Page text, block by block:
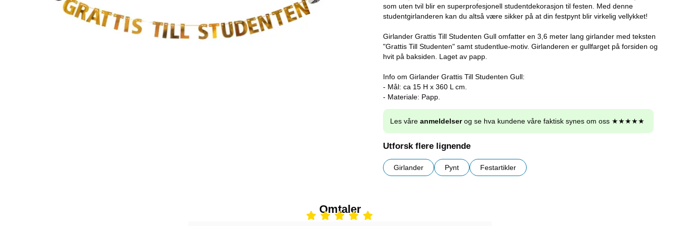
som uten tvil blir en superprofesjonell studentdekorasjon til festen. Med denne
studentgirlanderen kan du altså være sikker på at din festpynt blir virkelig vellykket!
Girlander Grattis Till Studenten Gull omfatter en 3,6 meter lang girlander med teksten
"Grattis Till Studenten" samt studentlue-motiv. Girlanderen er gullfarget på forsiden og
hvit på baksiden. Laget av papp.
Info om Girlander Grattis Till Studenten Gull:
- Mål: ca 15 H x 360 L cm.
- Materiale: Papp.
Les våre anmeldelserog se hva kundene våre faktisk synes om oss ★★★★★
Utforsk flere lignende
Girlander Pynt Festartikler
Omtaler